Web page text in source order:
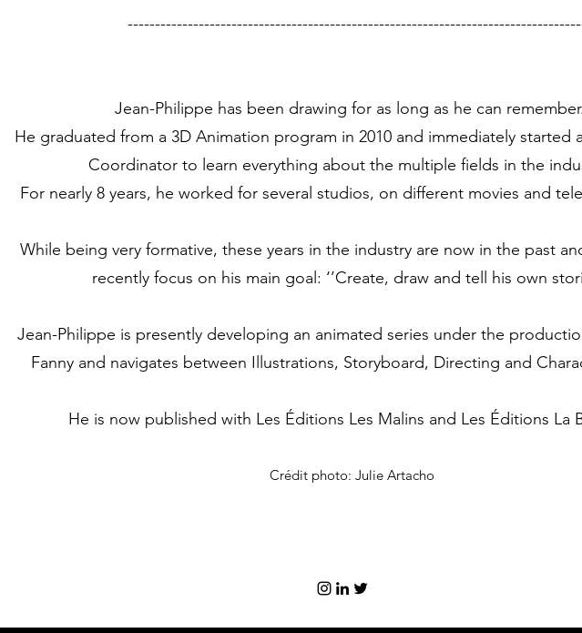
Jean-Philippe has been drawing for as long as he can remember.
He graduated from a 3D Animation program in 2010 and immediately started
Coordinator to learn everything about the multiple fields in the
For nearly 8 years, he worked for several studios, on different movies and
While being very formative, these years in the industry are now in the past
recently focus on his main goal: ‘’Create, draw and tell his own
Jean-Philippe is presently developing an animated series under the
Fanny and navigates between Illustrations, Storyboard, Directing and
He is now published with Les Éditions Les Malins and Les Éditions La
Crédit photo: Julie Artacho